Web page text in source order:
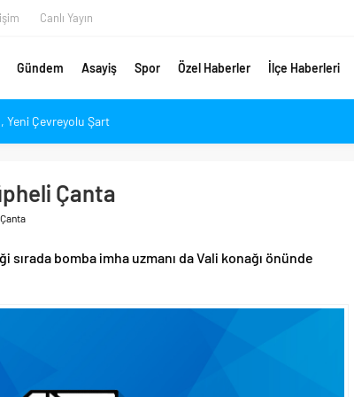
Canlı Yayın
Gündem Asayiş Spor Özel Haberler İlçe Haberleri
Yeni Çevreyolu Şart
Yükünü Hafifletmeliyiz
Rota Çorum mu, İstanbul mu?
Değerli Kaçıncı Stoperi Oldu?
Açıkladı
Denetlendi
Çanta
sırada bomba imha uzmanı da Vali konağı önünde